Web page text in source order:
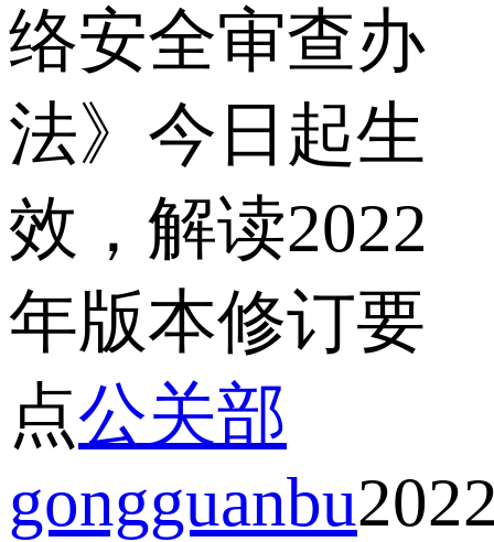
络安全审查办
法》今日起生
效，解读2022
年版本修订要
点公关部
gongguanbu